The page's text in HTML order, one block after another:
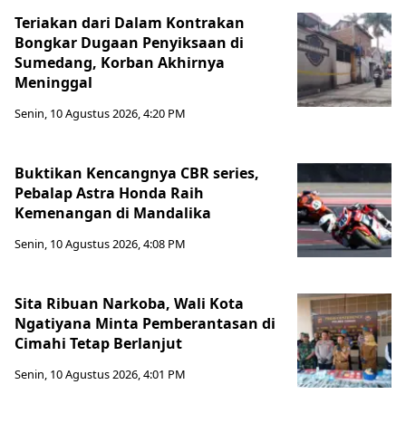
Teriakan dari Dalam Kontrakan
Bongkar Dugaan Penyiksaan di
Sumedang, Korban Akhirnya
Meninggal
Senin, 10 Agustus 2026, 4:20 PM
Buktikan Kencangnya CBR series,
Pebalap Astra Honda Raih
Kemenangan di Mandalika
Senin, 10 Agustus 2026, 4:08 PM
Sita Ribuan Narkoba, Wali Kota
Ngatiyana Minta Pemberantasan di
Cimahi Tetap Berlanjut
Senin, 10 Agustus 2026, 4:01 PM